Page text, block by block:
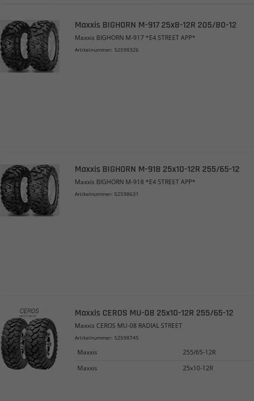
Maxxis BIGHORN M-917 25x8-12R 205/80-12
Maxxis BIGHORN M-917 *E4 STREET APP*
Artikelnummer: 52598326
Maxxis BIGHORN M-918 25x10-12R 255/65-12
Maxxis BIGHORN M-918 *E4 STREET APP*
Artikelnummer: 52598631
Maxxis CEROS MU-08 25x10-12R 255/65-12
Maxxis CEROS MU-08 RADIAL STREET
Artikelnummer: 52598745
Maxxis
255/65-12R
Maxxis
25x10-12R